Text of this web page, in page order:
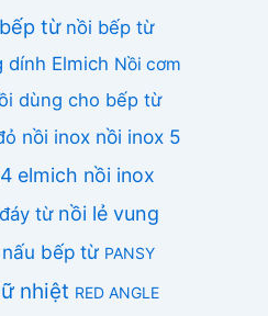
từ nồi bếp từ
dính Elmich Nồi cơm
dùng cho bếp từ
nồi inox nồi inox 5
elmich nồi inox
từ nồi lẻ vung
bếp từ PANSY
nhiệt RED ANGLE